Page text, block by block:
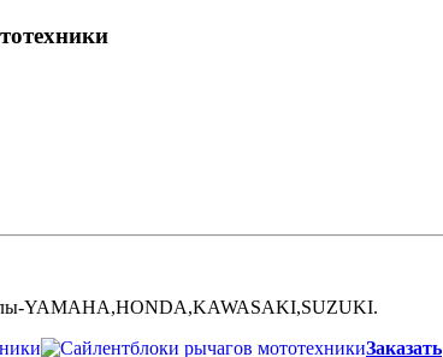
YAMAHA,HONDA,KAWASAKI,SUZUKI.
Заказать